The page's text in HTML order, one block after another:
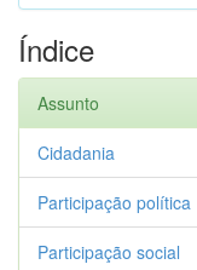
Índice
Assunto
Cidadania
Participação política
Participação social